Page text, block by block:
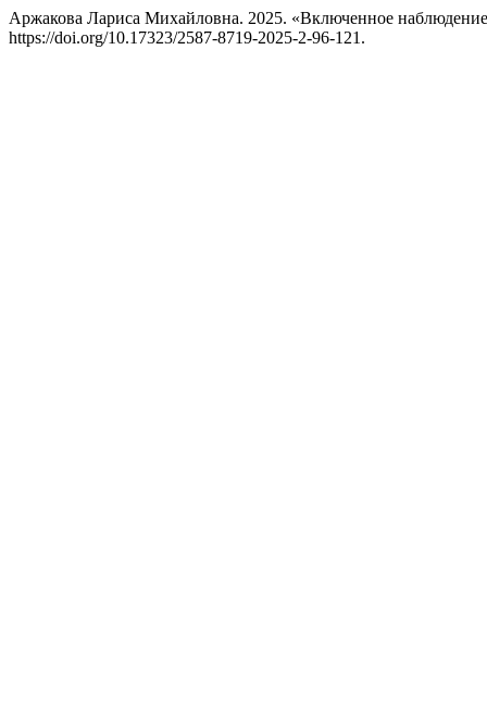
Аржакова Лариса Михайловна. 2025. «Включенное
https://doi.org/10.17323/2587-8719-2025-2-96-121.